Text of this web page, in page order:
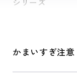
シリーズ
かまいすぎ注意